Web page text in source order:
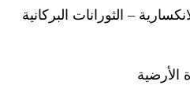
– الثورانات البركانية